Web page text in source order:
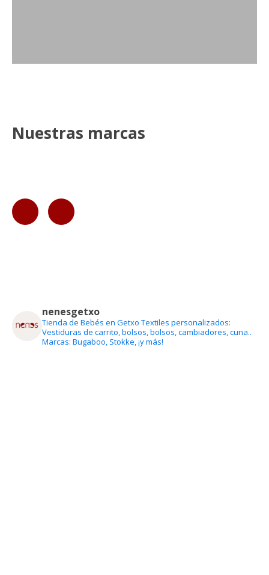
Nuestras marcas
nenesgetxo
Tienda de Bebés en Getxo Textiles personalizados:
Vestiduras de carrito, bolsos, bolsos, cambiadores, cuna..
Marcas: Bugaboo, Stokke, ¡y más!